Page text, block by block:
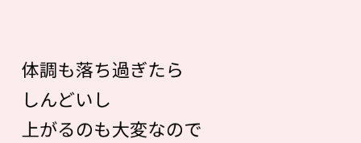
体調も落ち過ぎたら
しんどいし
上がるのも大変なので